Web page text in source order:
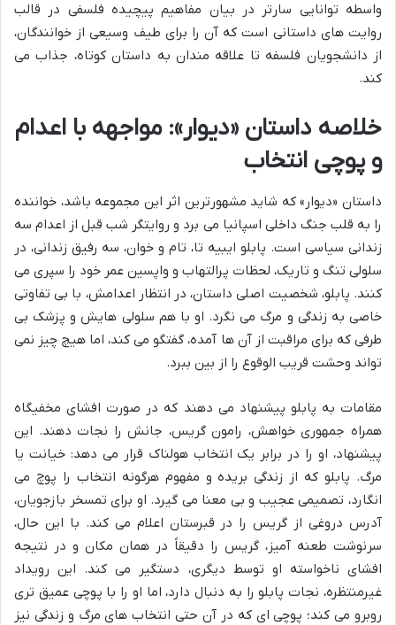
واسطه توانایی سارتر در بیان مفاهیم پیچیده فلسفی در قالب
روایت های داستانی است که آن را برای طیف وسیعی از خوانندگان،
از دانشجویان فلسفه تا علاقه مندان به داستان کوتاه، جذاب می
کند.
خلاصه داستان «دیوار»: مواجهه با اعدام
و پوچی انتخاب
داستان «دیوار» که شاید مشهورترین اثر این مجموعه باشد، خواننده
را به قلب جنگ داخلی اسپانیا می برد و روایتگر شب قبل از اعدام سه
زندانی سیاسی است. پابلو ایبیه تا، تام و خوان، سه رفیق زندانی، در
سلولی تنگ و تاریک، لحظات پرالتهاب و واپسین عمر خود را سپری می
کنند. پابلو، شخصیت اصلی داستان، در انتظار اعدامش، با بی تفاوتی
خاصی به زندگی و مرگ می نگرد. او با هم سلولی هایش و پزشک بی
طرفی که برای مراقبت از آن ها آمده، گفتگو می کند، اما هیچ چیز نمی
تواند وحشت قریب الوقوع را از بین ببرد.
مقامات به پابلو پیشنهاد می دهند که در صورت افشای مخفیگاه
همراه جمهوری خواهش، رامون گریس، جانش را نجات دهند. این
پیشنهاد، او را در برابر یک انتخاب هولناک قرار می دهد: خیانت یا
مرگ. پابلو که از زندگی بریده و مفهوم هرگونه انتخاب را پوچ می
انگارد، تصمیمی عجیب و بی معنا می گیرد. او برای تمسخر بازجویان،
آدرس دروغی از گریس را در قبرستان اعلام می کند. با این حال،
سرنوشت طعنه آمیز، گریس را دقیقاً در همان مکان و در نتیجه
افشای ناخواسته او توسط دیگری، دستگیر می کند. این رویداد
غیرمنتظره، نجات پابلو را به دنبال دارد، اما او را با پوچی عمیق تری
روبرو می کند؛ پوچی ای که در آن حتی انتخاب های مرگ و زندگی نیز